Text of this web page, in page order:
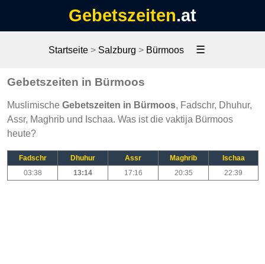
Gebetszeiten.at
Startseite> Salzburg > Bürmoos ☰
Gebetszeiten in Bürmoos
Muslimische Gebetszeiten in Bürmoos, Fadschr, Dhuhur,
Assr, Maghrib und Ischaa. Was ist die vaktija Bürmoos
heute?
Fadschr Dhuhur Assr Maghrib
Ischaa
03:38
13:14 17:16 20:35 22:39